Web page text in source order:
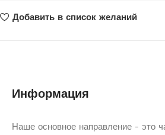
Добавить в список желаний
Информация
Наше основное направление - это